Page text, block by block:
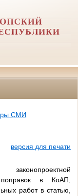
СМИ
версия для печати
поправок в КоАП,
работ в статью,